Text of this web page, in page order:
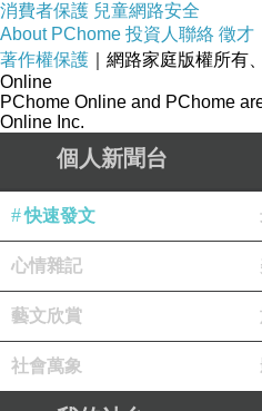
消費者保護 兒童網路安全
About PChome 投資人聯絡 徵才
著作權保護 ｜網路家庭版權所有
Online
PChome Online and PChome
Online Inc.
個人新聞台
快速發文
心情雜記
藝文欣賞
社會萬象